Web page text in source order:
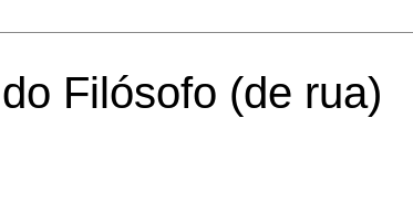
Filósofo (de rua)